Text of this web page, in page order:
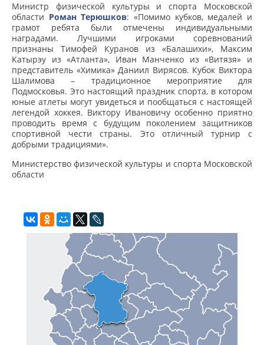
Министр физической культуры и спорта Московской
области Роман Терюшков: «Помимо кубков, медалей и
грамот ребята были отмечены индивидуальными
наградами. Лучшими игроками соревнований
признаны Тимофей Куранов из «Балашихи», Максим
Катырэу из «Атланта», Иван Манченко из «Витязя» и
представитель «Химика» Даниил Вирясов. Кубок Виктора
Шалимова – традиционное мероприятие для
Подмосковья. Это настоящий праздник спорта, в котором
юные атлеты могут увидеться и пообщаться с настоящей
легендой хоккея. Виктору Ивановичу особенно приятно
проводить время с будущим поколением защитников
спортивной чести страны. Это отличный турнир с
добрыми традициями».
Министерство физической культуры и спорта Московской
области